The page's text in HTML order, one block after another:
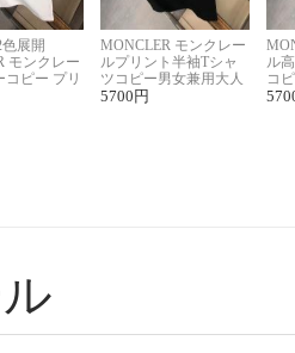
展開
モンクレー
コピー プリ
ャツ
MONCLER モンクレー
ルプリント半袖Tシャ
ツコピー男女兼用大人
可愛い春夏コーデ
5700 円
ル
コ
ィ